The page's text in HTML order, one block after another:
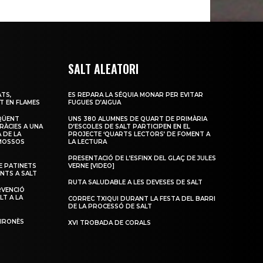
EN FLAMES
A UNA
DE LA
PATINETS
A SALT
A LA
SALT ALEATORI
ES REPARA LA SÉQUIA MONAR PER EVITAR
FUGUES D’AIGUA
UNS 380 ALUMNES DE QUART DE PRIMÀRIA
D’ESCOLES DE SALT PARTICIPEN EN EL
PROJECTE ‘QUARTS LECTORS’ DE FOMENT A
LA LECTURA
PRESENTACIÓ DE L’ESFINX DEL GLAÇ DE JULES
VERNE [VIDEO]
RUTA SALUDABLE A LES DEVESES DE SALT
CORREC TXIQUI DURANT LA FESTA DEL BARRI
DE LA PROCESSÓ DE SALT
XVI TROBADA DE CORALS